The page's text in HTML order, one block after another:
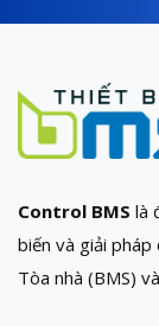
Control BMS là
biến và giải
Tòa nhà (BMS)